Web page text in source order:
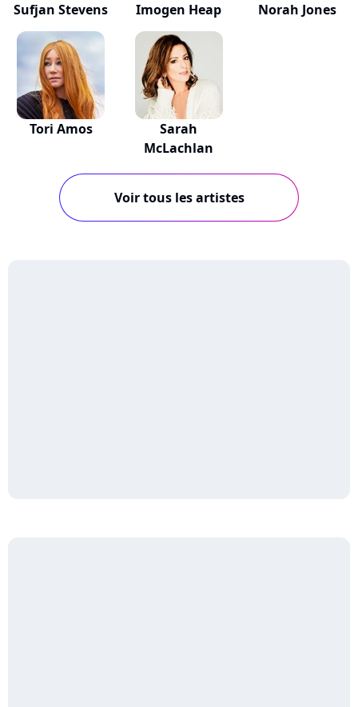
Sufjan Stevens Imogen Heap Norah Jones
Tori Amos
Sarah
McLachlan
Voir tous les artistes